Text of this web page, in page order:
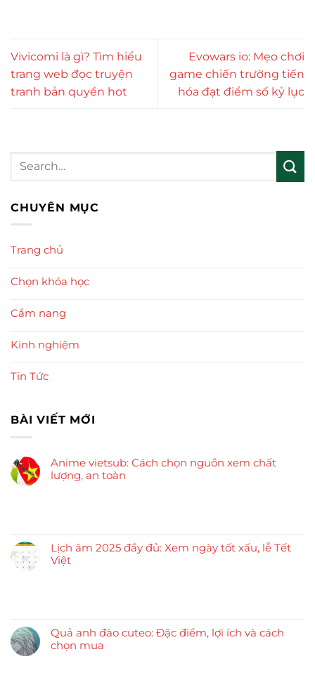
Vivicomi là gì? Tìm hiểu
trang web đọc truyện
tranh bản quyền hot
Evowars io: Mẹo chơi
game chiến trường tiến
hóa đạt điểm số kỷ lục
CHUYÊN MỤC
Trang chủ
Chọn khóa học
Cẩm nang
Kinh nghiệm
Tin Tức
BÀI VIẾT MỚI
Anime vietsub: Cách chọn nguồn xem chất
lượng, an toàn
Lịch âm 2025 đầy đủ: Xem ngày tốt xấu, lễ Tết
Việt
Quả anh đào cuteo: Đặc điểm, lợi ích và cách
chọn mua